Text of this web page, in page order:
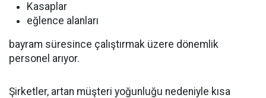
Kasaplar
eğlence alanları
bayram süresince çalıştırmak üzere dönemlik
personel arıyor.
Şirketler, artan müşteri yoğunluğu nedeniyle kısa